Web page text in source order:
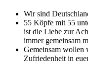
Wir sind
55 Köpfe mit 55
ist die Liebe zur
immer gemeinsam
Gemeinsam wollen
Zufriedenheit in